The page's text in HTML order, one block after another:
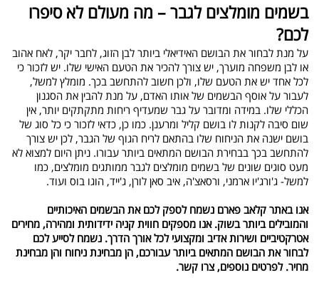
בשמים מומלצים לגבר – מה מעולם לא סיפרו
לכם?
על מנת לבחור את הבושם האידיאלי ביותר לבן הזוג, לחבר יקר, לאח אהוב
או לבן משפחה מוערך, יש צורך להכיר את הטעם האישי שלו. יש לזכור כי
לכל אחד יש את הטעם שלו, ולכן חשוב להתחשב בכך. מומלץ למשל,
לעבור על אוסף הבשמים של אותו האדם, על מנת להבין את הסגנון
הכללי שלו. במידה ומדובר על גבר שמעדיף ריחות מתקתקים יותר, אין
שום סיבה לקנות לו בושם קליל ומרענן. כמו כן, כדאי לזכור כי כל סוג של
בושם ישנה את הניחוח שלו בהתאם לריח הגוף של הגבר, לכן יש צורך
להתחשב בכך בבחירת הבושם המתאים ביותר עבורו. ניתן היום למצוא לא
מעט סוגים שונים של בשמים מומלצים לגבר ממותגים מומלצים, כמו
למשל- ג'ורג'יו ארמני, ורסאצ'ה, איב סאן לורן, ג'ייד, הוגו בוס ועוד.
אנו באתר קלאב פארם נשמח לספק לכם את הבשמים האיכותיים
והמובילים ביותר בשוק. אנו מספקים חווית קניה ידידותית ומהירה, מחירים
אטרקטיביים ושירות אדיב ומקצועי לכל אורך הדרך. נשמח לסייע לכם
לבחור את הבושם המתאים ביותר עבורכם, הן מבחינת ניחוח והן מבחינת
מחיר. לפרטים נוספים, צרו קשר.